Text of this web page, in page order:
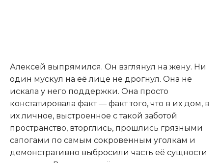
Алексей выпрямился. Он взглянул на жену. Ни
один мускул на её лице не дрогнул. Она не
искала у него поддержки. Она просто
констатировала факт — факт того, что в их дом, в
их личное, выстроенное с такой заботой
пространство, вторглись, прошлись грязными
сапогами по самым сокровенным уголкам и
демонстративно выбросили часть её сущности